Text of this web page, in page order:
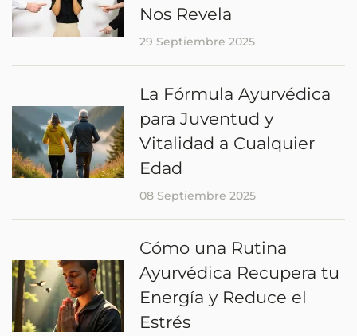
Nos Revela
29 Septiembre 2025
La Fórmula Ayurvédica
para Juventud y
Vitalidad a Cualquier
Edad
08 Septiembre 2025
Cómo una Rutina
Ayurvédica Recupera tu
Energía y Reduce el
Estrés